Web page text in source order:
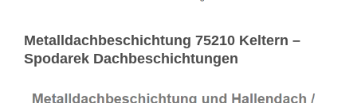
Metalldachbeschichtung 75210 Keltern –
Spodarek Dachbeschichtungen